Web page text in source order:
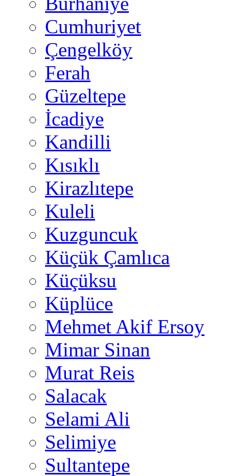
Cumhuriyet
Çengelköy
Ferah
Güzeltepe
İcadiye
Kandilli
Kısıklı
Kirazlıtepe
Kuleli
Kuzguncuk
Küçük Çamlıca
Küçüksu
Küplüce
Mehmet Akif Ersoy
Mimar Sinan
Murat Reis
Salacak
Selami Ali
Selimiye
Sultantepe